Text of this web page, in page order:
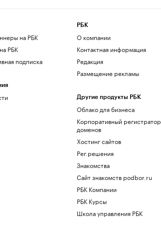
на РБК
РБК
подписка
РБК
О компании
Контактная информация
Редакция
Размещение рекламы
Другие продукты РБК
Облако для бизнеса
Корпоративный регистратор
доменов
Хостинг сайтов
Рег.решения
Знакомства
Сайт знакомств podbor.ru
РБК Компании
РБК Курсы
Школа управления РБК